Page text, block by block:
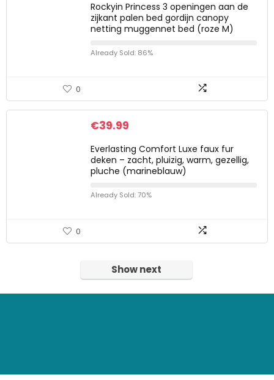
Rockyin Princess 3 openingen aan de
zijkant palen bed gordijn canopy
netting muggennet bed (roze M)
Already Sold: 86%
0
€39.99
Everlasting Comfort Luxe faux fur
deken – zacht, pluizig, warm, gezellig,
pluche (marineblauw)
Already Sold: 70%
0
Show next